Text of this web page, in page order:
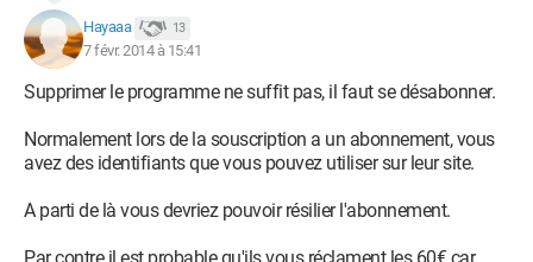
Hayaaa 13
7 févr. 2014 à 15:41
Supprimer le programme ne suffit pas, il faut se désabonner.
Normalement lors de la souscription a un abonnement, vous
avez des identifiants que vous pouvez utiliser sur leur site.
A parti de là vous devriez pouvoir résilier l'abonnement.